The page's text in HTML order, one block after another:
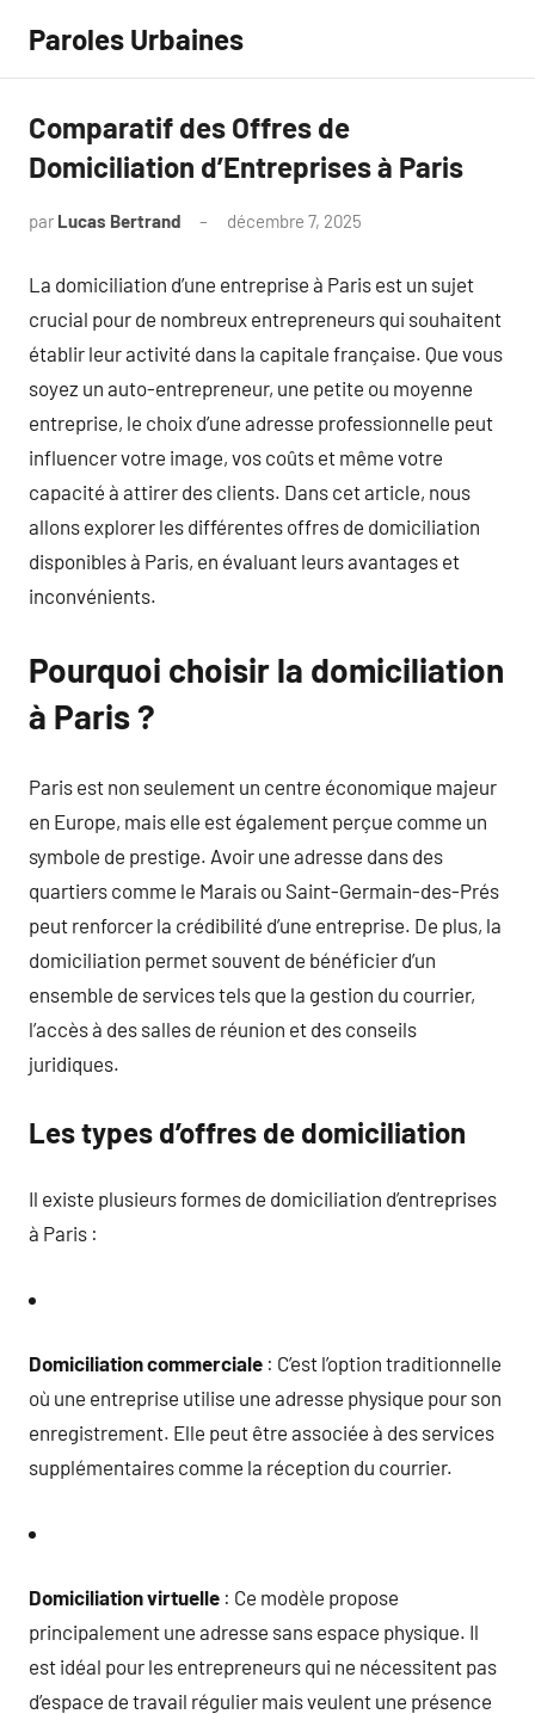
contenu
Paroles Urbaines
Comparatif des Offres de
Domiciliation d’Entreprises à Paris
par Lucas Bertrand décembre 7, 2025
La domiciliation d’une entreprise à Paris est un sujet
crucial pour de nombreux entrepreneurs qui souhaitent
établir leur activité dans la capitale française. Que vous
soyez un auto-entrepreneur, une petite ou moyenne
entreprise, le choix d’une adresse professionnelle peut
influencer votre image, vos coûts et même votre
capacité à attirer des clients. Dans cet article, nous
allons explorer les différentes offres de domiciliation
disponibles à Paris, en évaluant leurs avantages et
inconvénients.
Pourquoi choisir la domiciliation
à Paris ?
Paris est non seulement un centre économique majeur
en Europe, mais elle est également perçue comme un
symbole de prestige. Avoir une adresse dans des
quartiers comme le Marais ou Saint-Germain-des-Prés
peut renforcer la crédibilité d’une entreprise. De plus, la
domiciliation permet souvent de bénéficier d’un
ensemble de services tels que la gestion du courrier,
l’accès à des salles de réunion et des conseils
juridiques.
Les types d’offres de domiciliation
Il existe plusieurs formes de domiciliation d’entreprises
à Paris :
Domiciliation commerciale : C’est l’option traditionnelle
où une entreprise utilise une adresse physique pour son
enregistrement. Elle peut être associée à des services
supplémentaires comme la réception du courrier.
Domiciliation virtuelle : Ce modèle propose
principalement une adresse sans espace physique. Il
est idéal pour les entrepreneurs qui ne nécessitent pas
d’espace de travail régulier mais veulent une présence